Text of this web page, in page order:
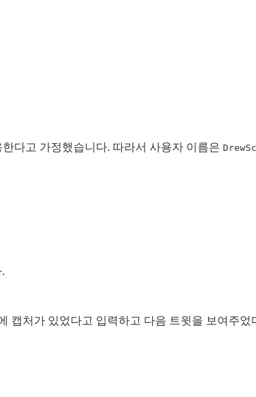
다고 가정했습니다. 따라서 사용자 이름은
캡처가 있었다고 입력하고 다음 트윗을 보여주었